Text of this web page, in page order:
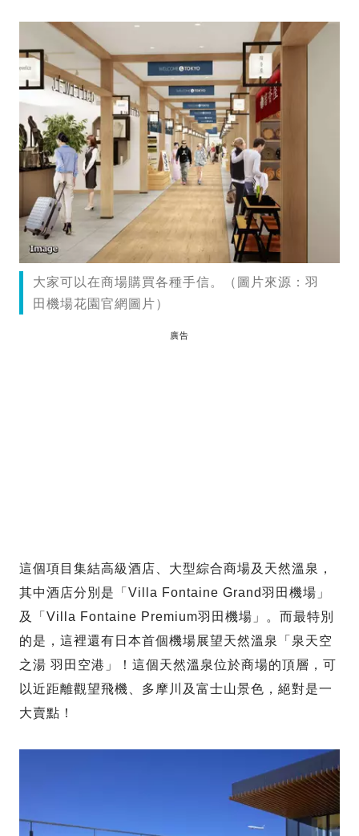
大家可以在商場購買各種手信。（圖片來源：羽
田機場花園官網圖片）
廣告
這個項目集結高級酒店、大型綜合商場及天然溫泉，
其中酒店分別是「Villa Fontaine Grand羽田機場」
及「Villa Fontaine Premium羽田機場」。而最特別
的是，這裡還有日本首個機場展望天然溫泉「泉天空
之湯 羽田空港」！這個天然溫泉位於商場的頂層，可
以近距離觀望飛機、多摩川及富士山景色，絕對是一
大賣點！